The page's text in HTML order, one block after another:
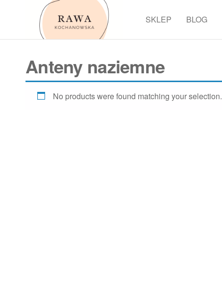
SKLEP BLOG
Anteny naziemne
No products were found matching your selection.